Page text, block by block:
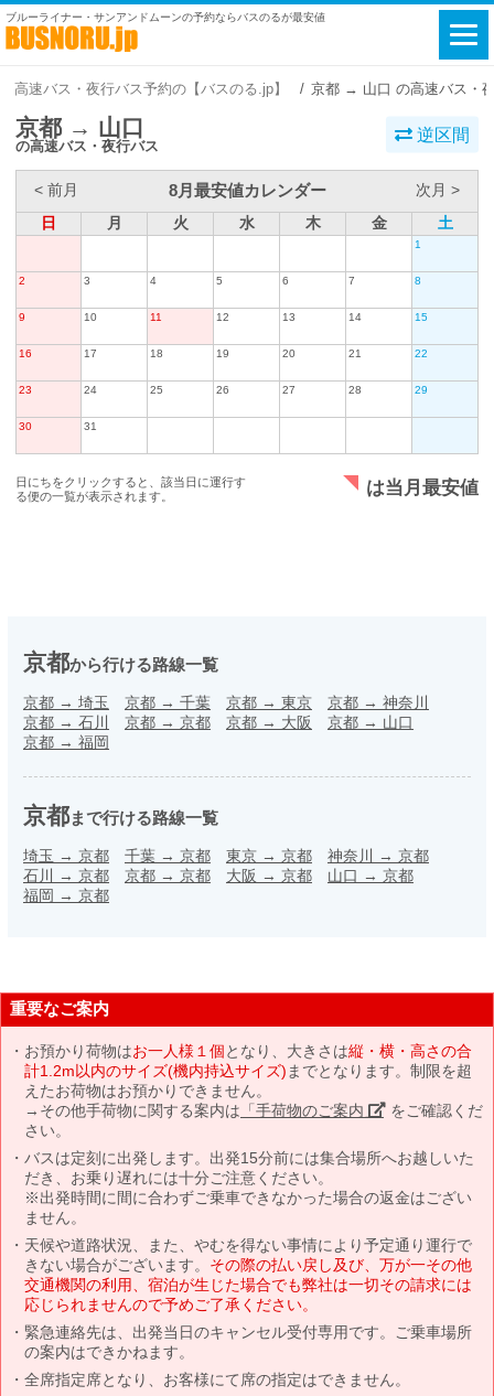
ブルーライナー・サンアンドムーンの予約ならバスのるが最安値
高速バス・夜行バス予約の【バスのる.jp】 京都 → 山口 の高速バス・
京都 → 山口
の高速バス・夜行バス
逆区間
< 前月 8月最安値カレンダー
次月 >
日
月 火 水 木 金 土
1
2 3 4 5 6 7 8
9 10 11 12 13 14 15
16 17 18 19 20 21 22
23 24 25 26 27 28 29
30 31
日にちをクリックすると、該当日に運行す
る便の一覧が表示されます。
は当月最安値
京都から行ける路線一覧
京都 → 埼玉 京都 → 千葉 京都 → 東京 京都 → 神奈川
京都 → 石川 京都 → 京都 京都 → 大阪 京都 → 山口
京都 → 福岡
京都まで行ける路線一覧
埼玉 → 京都 千葉 → 京都 東京 → 京都 神奈川 → 京都
石川 → 京都 京都 → 京都 大阪 → 京都 山口 → 京都
福岡 → 京都
重要なご案内
お預かり荷物はお一人様１個となり、大きさは縦・横・高さの合
計1.2m以内のサイズ(機内持込サイズ) までとなります。制限を超
えたお荷物はお預かりできません。
→その他手荷物に関する案内は 「手荷物のご案内」 をご確認くだ
さい。
バスは定刻に出発します。出発15分前には集合場所へお越しいた
だき、お乗り遅れには十分ご注意ください。
※出発時間に間に合わずご乗車できなかった場合の返金はござい
ません。
天候や道路状況、また、やむを得ない事情により予定通り運行で
きない場合がございます。 その際の払い戻し及び、万が一その他
交通機関の利用、宿泊が生じた場合でも弊社は一切その請求には
応じられませんので予めご了承ください。
緊急連絡先は、出発当日のキャンセル受付専用です。ご乗車場所
の案内はできかねます。
全席指定席となり、お客様にて席の指定はできません。